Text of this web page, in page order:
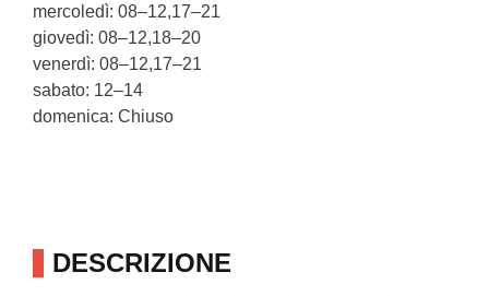
DESCRIZIONE
mercoledì: 08–12,17–21
giovedì: 08–12,18–20
venerdì: 08–12,17–21
sabato: 12–14
domenica: Chiuso